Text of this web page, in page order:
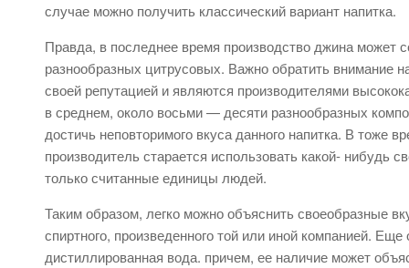
случае можно получить классический вариант напитка.
Правда, в последнее время производство джина может
разнообразных цитрусовых. Важно обратить внимание
своей репутацией и являются производителями
в среднем, около восьми — десяти разнообразных
достичь неповторимого вкуса данного напитка. В тоже
производитель старается использовать какой- нибудь
только считанные единицы людей.
Таким образом, легко можно объяснить своеобразные
спиртного, произведенного той или иной компанией.
дистиллированная вода. причем, ее наличие может